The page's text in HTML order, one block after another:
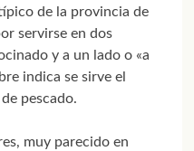
de la provincia de
servirse en dos
y a un lado o «a
indica se sirve el
pescado.
muy parecido en